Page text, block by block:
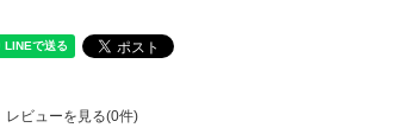
レビューを見る(0件)